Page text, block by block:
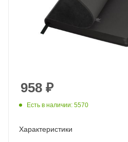
958 ₽
Есть в наличии: 5570
Характеристики